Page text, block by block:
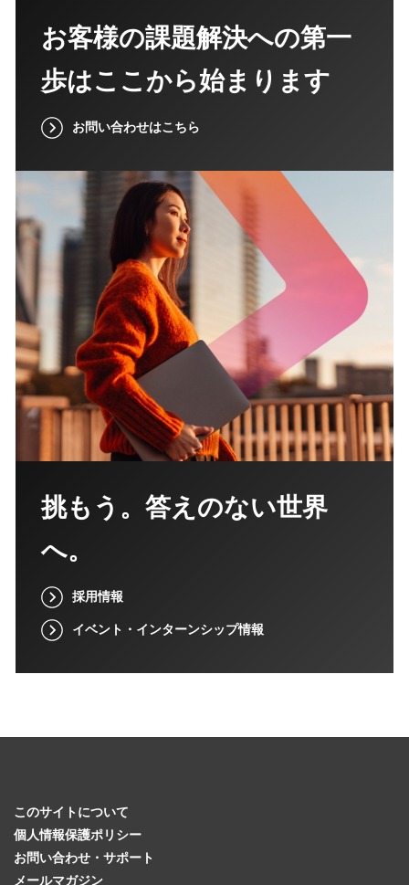
お客様の課題解決への第一
歩はここから始まります
お問い合わせはこちら
挑もう。答えのない世界
へ。
採用情報
イベント・インターンシップ情報
このサイトについて
個人情報保護ポリシー
お問い合わせ・サポート
メールマガジン